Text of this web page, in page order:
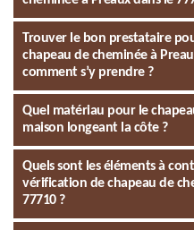
Trouver le bon prestataire
chapeau de cheminée à
comment s’y prendre ?
Quel matériau pour le
maison longeant la côte ?
Quels sont les éléments à
vérification de chapeau de
77710 ?